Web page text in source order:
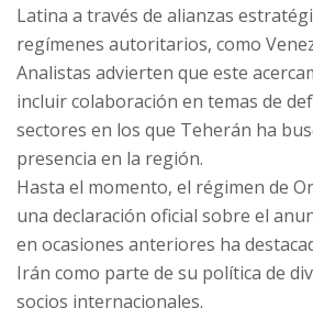
Latina a través de alianzas
regímenes autoritarios, como
Analistas advierten que este
incluir colaboración en temas de
sectores en los que Teherán ha
presencia en la región.
Hasta el momento, el régimen de
una declaración oficial sobre el
en ocasiones anteriores ha
Irán como parte de su política de
socios internacionales.